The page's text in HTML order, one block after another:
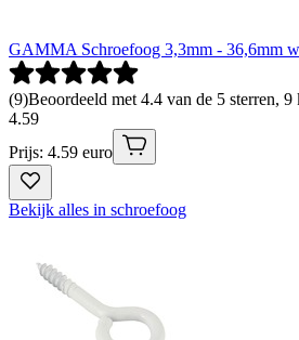
GAMMA Schroefoog 3,3mm - 36,6mm
(9)Beoordeeld met 4.4 van de 5 sterren,
4.59
Prijs: 4.59 euro
Bekijk alles in schroefoog